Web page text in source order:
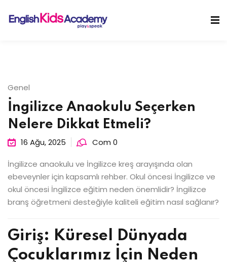
Genel
İngilizce Anaokulu Seçerken
Nelere Dikkat Etmeli?
16 Ağu, 2025 Com 0
İngilizce anaokulu ve İngilizce kreş arayışında olan
ebeveynler için kapsamlı rehber. Okul öncesi İngilizce ve
okul öncesi İngilizce eğitim neden önemlidir? İngilizce
branş öğretmeni desteğiyle kaliteli eğitim nasıl sağlanır?
Giriş: Küresel Dünyada
Çocuklarımız İçin Neden
Sign in
Remember me Lost your password?